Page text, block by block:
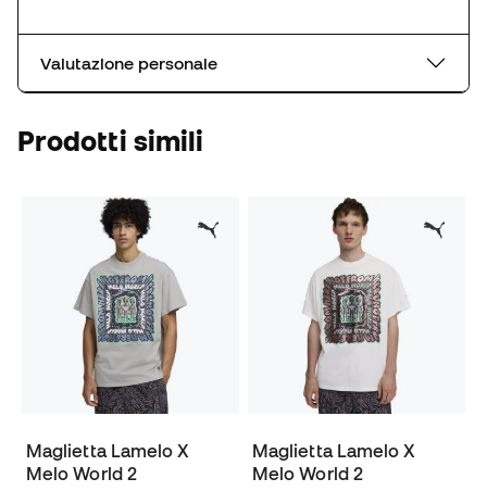
Valutazione personale
Prodotti simili
Maglietta Lamelo X
Melo World 2
Maglietta Lamelo X
Melo World 2